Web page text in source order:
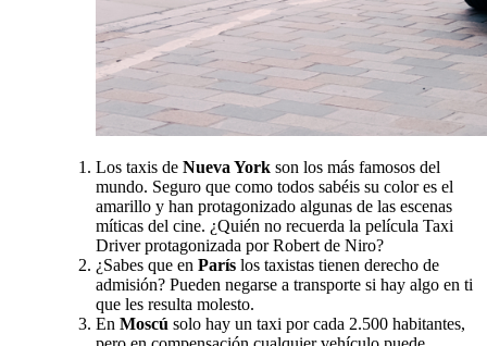
Los taxis de Nueva York son los más famosos del
mundo. Seguro que como todos sabéis su color es el
amarillo y han protagonizado algunas de las escenas
míticas del cine. ¿Quién no recuerda la película Taxi
Driver protagonizada por Robert de Niro?
¿Sabes que en París los taxistas tienen derecho de
admisión? Pueden negarse a transporte si hay algo en ti
que les resulta molesto.
En Moscú solo hay un taxi por cada 2.500 habitantes,